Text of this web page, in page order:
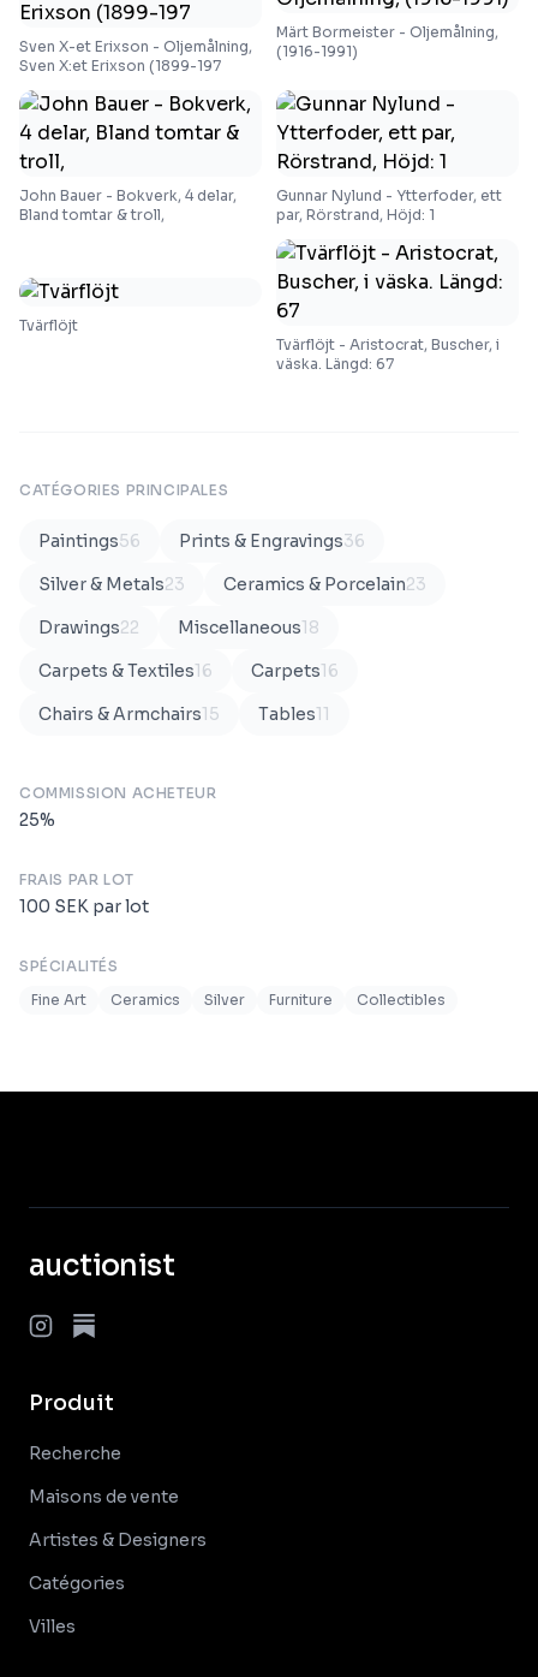
Sven X-et Erixson - Oljemålning,
Sven X:et Erixson (1899-197
Märt Bormeister - Oljemålning,
(1916-1991)
John Bauer - Bokverk, 4 delar,
Bland tomtar & troll,
Gunnar Nylund - Ytterfoder, ett
par, Rörstrand, Höjd: 1
Tvärflöjt
Tvärflöjt - Aristocrat, Buscher, i
väska. Längd: 67
CATÉGORIES PRINCIPALES
Paintings56 Prints & Engravings36
Silver & Metals23 Ceramics & Porcelain23
Drawings22 Miscellaneous18
Carpets & Textiles16 Carpets16
Chairs & Armchairs15 Tables11
COMMISSION ACHETEUR
25%
FRAIS PAR LOT
100 SEK par lot
SPÉCIALITÉS
Fine Art
Ceramics Silver Furniture Collectibles
auctionist
Produit
Recherche
Maisons de vente
Artistes & Designers
Catégories
Villes